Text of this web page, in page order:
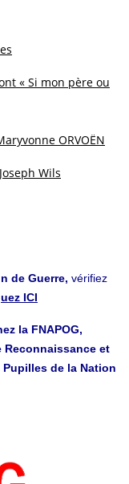
« Si mon père ou
ORVOËN
Wils
de Guerre, vérifiez
ICI
la FNAPOG,
et
de la Nation